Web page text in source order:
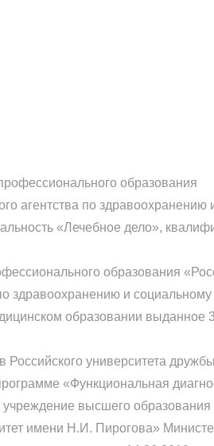
образования
агентства по здравоохранению
«Лечебное дело»,
образования
здравоохранению и социальному
образовании выданное
университета
«Функциональная
высшего образования
имени Н.И. Пирогова»